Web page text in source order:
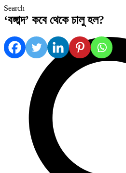
Search
‘বঙ্গাব্দ’ কবে থেকে চালু হল?